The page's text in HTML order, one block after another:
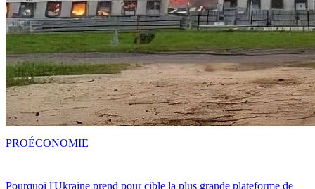
Pourquoi l'Ukraine prend pour cible la plus grande plateforme de
PROÉCONOMIE